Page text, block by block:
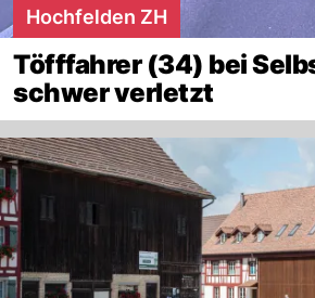
Hochfelden ZH
Töfffahrer (34) bei
schwer verletzt